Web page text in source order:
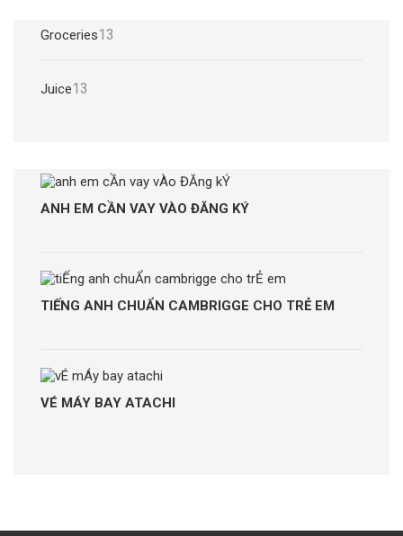
Groceries13
Juice13
ANH EM CẦN VAY VÀO ĐĂNG KÝ
TIẾNG ANH CHUẨN CAMBRIGGE CHO TRẺ EM
VÉ MÁY BAY ATACHI